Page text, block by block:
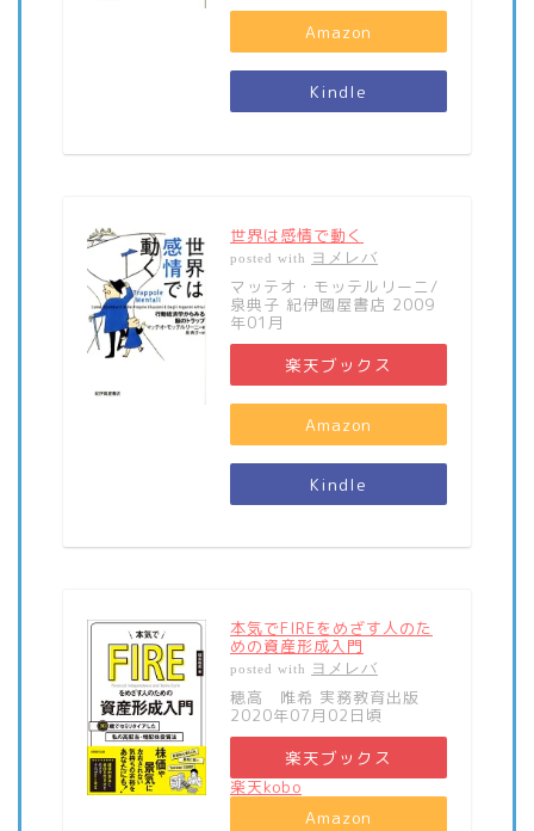
Amazon
Kindle
世界は感情で動く
posted with ヨメレバ
マッテオ・モッテルリーニ/
泉典子 紀伊國屋書店 2009
年01月
楽天ブックス
Amazon
Kindle
本気でFIREをめざす人のた
めの資産形成入門
posted with ヨメレバ
穂高 唯希 実務教育出版
2020年07月02日頃
楽天ブックス
楽天kobo
Amazon